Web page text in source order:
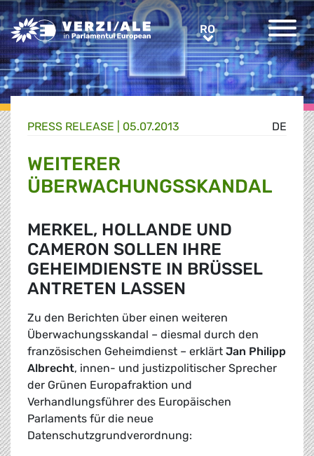
Greens/EFA Home RORO
DE
PRESS RELEASE | 05.07.2013
WEITERER
ÜBERWACHUNGSSKANDAL
MERKEL, HOLLANDE UND
CAMERON SOLLEN IHRE
GEHEIMDIENSTE IN BRÜSSEL
ANTRETEN LASSEN
Zu den Berichten über einen weiteren
Überwachungsskandal – diesmal durch den
französischen Geheimdienst – erklärt Jan Philipp
Albrecht, innen- und justizpolitischer Sprecher
der Grünen Europafraktion und
Verhandlungsführer des Europäischen
Parlaments für die neue
Datenschutzgrundverordnung: